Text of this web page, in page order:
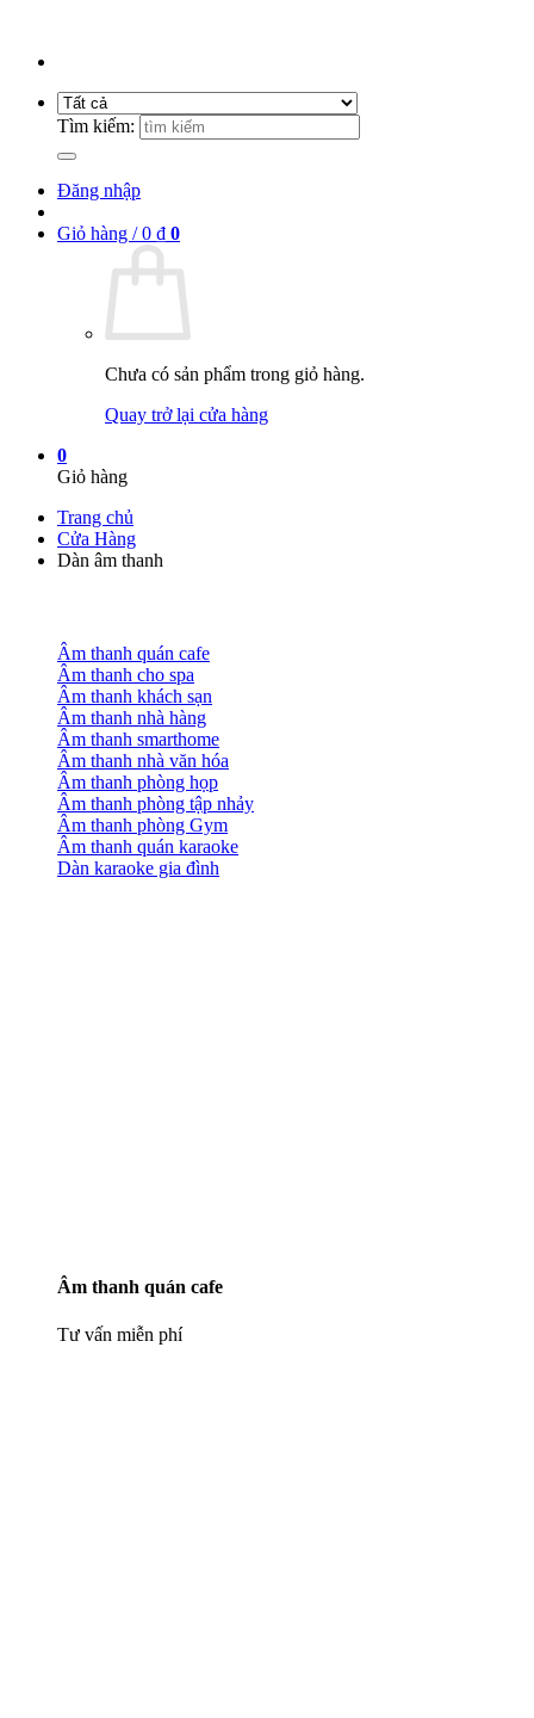
Tìm kiếm:
Đăng nhập
Giỏ hàng /0 ₫ 0
Chưa có sản phẩm trong giỏ hàng.
Quay trở lại cửa hàng
0
Giỏ hàng
Trang chủ
Cửa Hàng
Dàn âm thanh
Âm thanh quán cafe
Âm thanh cho spa
Âm thanh khách sạn
Âm thanh nhà hàng
Âm thanh smarthome
Âm thanh nhà văn hóa
Âm thanh phòng họp
Âm thanh phòng tập nhảy
Âm thanh phòng Gym
Âm thanh quán karaoke
Dàn karaoke gia đình
Âm thanh quán cafe
Tư vấn miễn phí